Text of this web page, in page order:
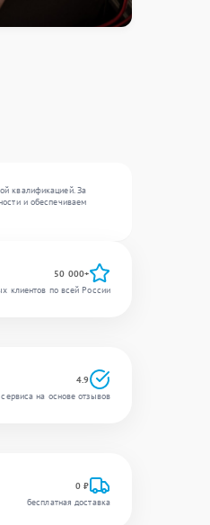
квалификацией. За
и обеспечиваем
50 000+
клиентов по всей России
4.9
сервиса на основе отзывов
0 ₽
бесплатная доставка